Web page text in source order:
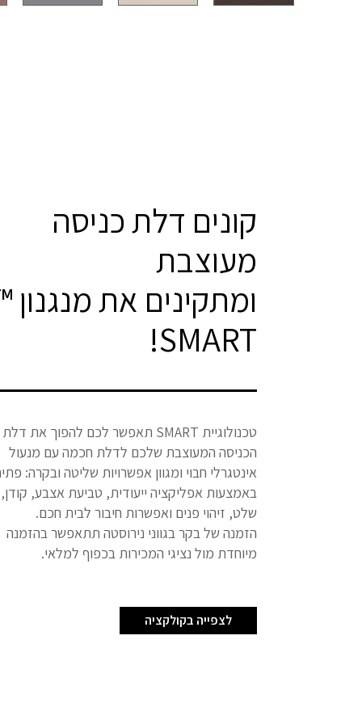
קונים דלת כניסה
מעוצבת
ומתקינים את מנגנון
SMART!
טכנולוגיית SMART תאפשר לכם להפוך את דלת
הכניסה המעוצבת שלכם לדלת חכמה עם מנעול
אינטגרלי חבוי ומגוון אפשרויות שליטה ובקרה:
באמצעות אפליקציה ייעודית, טביעת אצבע, קודן,
שלט, זיהוי פנים ואפשרות חיבור לבית חכם.
הזמנה של בקר בגווני נירוסטה תתאפשר בהזמנה
מיוחדת מול נציגי המכירות בכפוף למלאי.
לצפייה בקולקציה